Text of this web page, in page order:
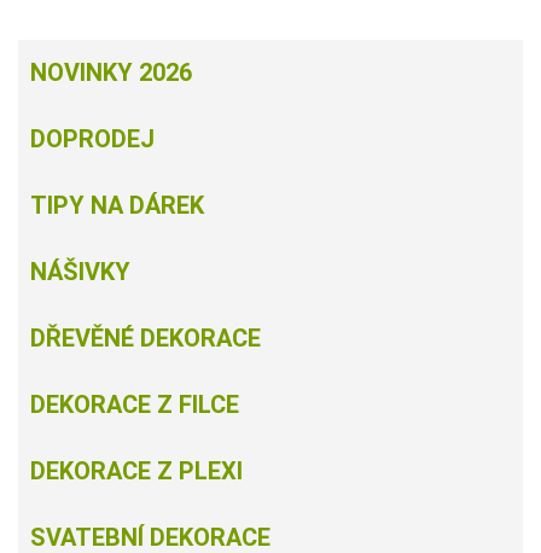
NOVINKY 2026
DOPRODEJ
TIPY NA DÁREK
NÁŠIVKY
DŘEVĚNÉ DEKORACE
DEKORACE Z FILCE
DEKORACE Z PLEXI
SVATEBNÍ DEKORACE